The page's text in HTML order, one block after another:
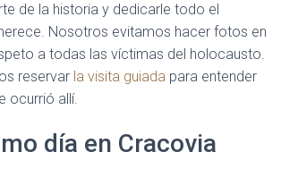
de la historia y dedicarle todo el
Nosotros evitamos hacer fotos en
a todas las víctimas del holocausto.
reservar la visita guiada para entender
ocurrió allí.
día en Cracovia